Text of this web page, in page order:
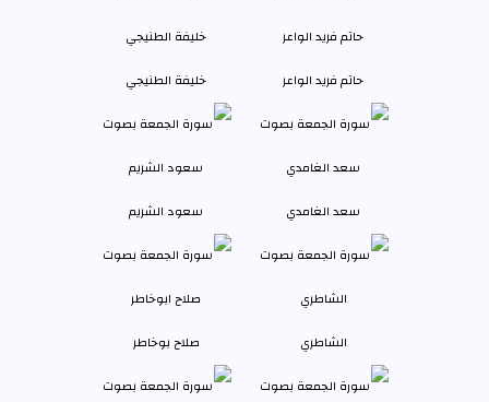
حاتم فريد الواعر خليفة الطنيجي
سعد الغامدي سعود الشريم
الشاطري صلاح بوخاطر